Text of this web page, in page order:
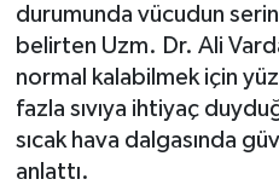
durumunda vücudun
belirten Uzm. Dr. Ali
normal kalabilmek için
fazla sıvıya ihtiyaç
sıcak hava dalgasında
anlattı.
Sağlık
Son Dakika Haberleri
Haber Arşivi